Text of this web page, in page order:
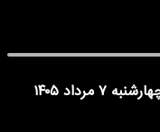
فوری | ادارات تهران فردا چهارشنبه ۷ مرداد ۱۴۰۵